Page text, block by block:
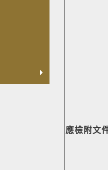
應檢附文